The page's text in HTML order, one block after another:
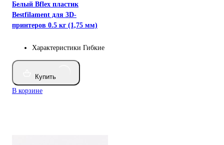
Белый Bflex пластик
Bestfilament для 3D-
принтеров 0.5 кг (1,75 мм)
Характеристики Гибкие
Купить
В корзине